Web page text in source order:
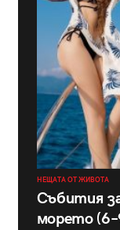
НЕЩАТА ОТ ЖИВОТА
Събития
морето